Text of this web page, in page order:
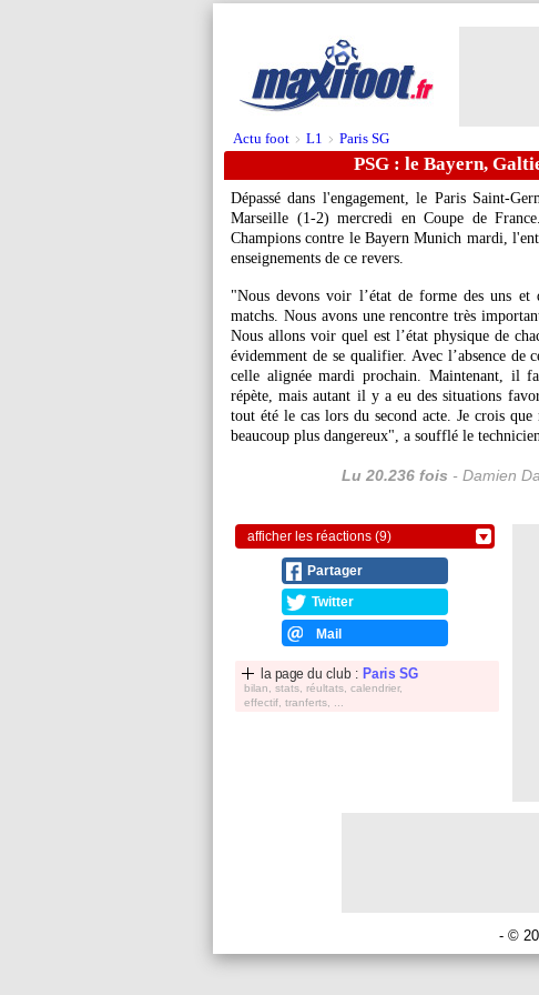
Actu foot > L1 > Paris SG
PSG : le Bayern,
Dépassé dans l'engagement, le Paris Saint-
Marseille (1-2) mercredi en Coupe de
Champions contre le Bayern Munich mardi,
enseignements de ce revers.
"Nous devons voir l’état de forme des uns et
matchs. Nous avons une rencontre très
Nous allons voir quel est l’état physique de
évidemment de se qualifier. Avec l’absence de
celle alignée mardi prochain. Maintenant, il
répète, mais autant il y a eu des situations
tout été le cas lors du second acte. Je crois
beaucoup plus dangereux", a soufflé le
Lu 20.236 fois - Damien
afficher les réactions (9)
Partager
Twitter
Mail
la page du club : Paris SG
bilan, stats, réultats, calendrier,
effectif, tranferts, ...
- ©